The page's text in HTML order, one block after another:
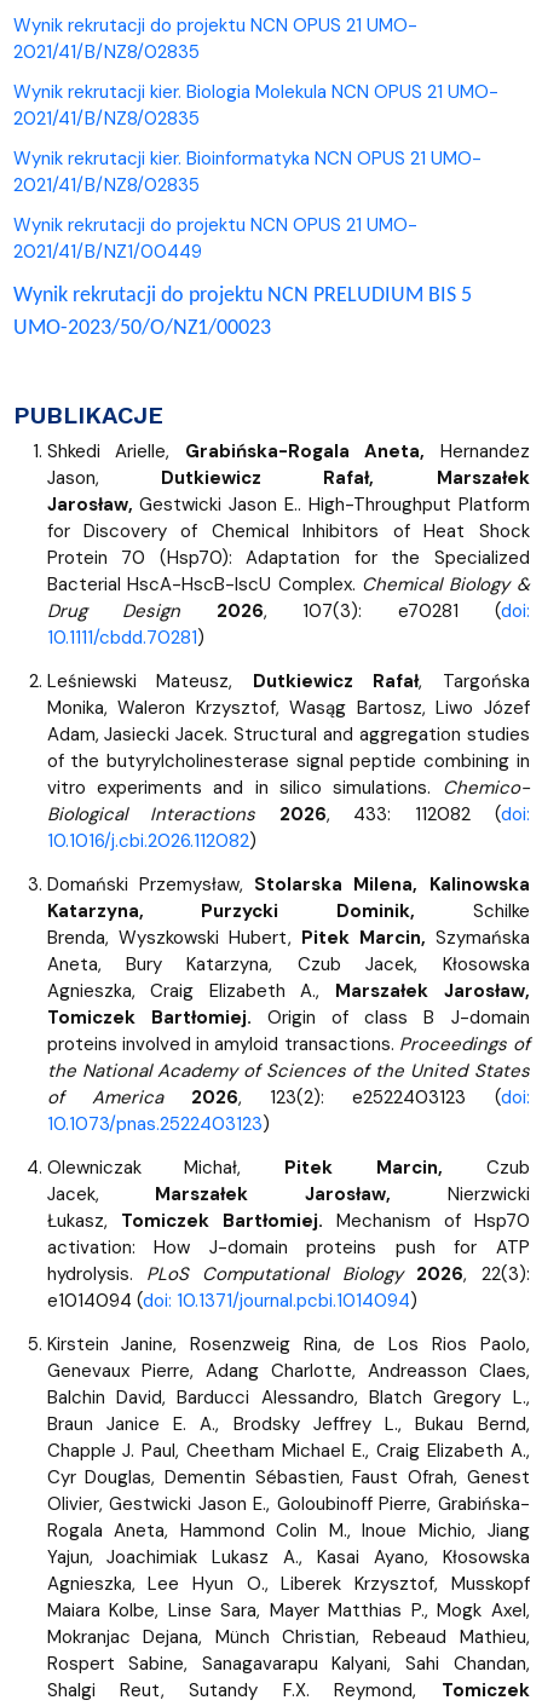
Wynik rekrutacji do projektu NCN OPUS 21 UMO-
2021/41/B/NZ8/02835
Wynik rekrutacji kier. Biologia Molekula NCN OPUS 21 UMO-
2021/41/B/NZ8/02835
Wynik rekrutacji kier. Bioinformatyka NCN OPUS 21 UMO-
2021/41/B/NZ8/02835
Wynik rekrutacji do projektu NCN OPUS 21 UMO-
2021/41/B/NZ1/00449
Wynik rekrutacji do projektu NCN PRELUDIUM BIS 5
UMO-2023/50/O/NZ1/00023
PUBLIKACJE
Shkedi Arielle, Grabińska-Rogala Aneta, Hernandez
Jason, Dutkiewicz Rafał, Marszałek
Jarosław, Gestwicki Jason E.. High-Throughput Platform
for Discovery of Chemical Inhibitors of Heat Shock
Protein 70 (Hsp70): Adaptation for the Specialized
Bacterial HscA-HscB-IscU Complex. Chemical Biology &
Drug Design
2026, 107(3): e70281 (doi:
10.1111/cbdd.70281)
Leśniewski Mateusz, Dutkiewicz Rafał, Targońska
Monika, Waleron Krzysztof, Wasąg Bartosz, Liwo Józef
Adam, Jasiecki Jacek. Structural and aggregation studies
of the butyrylcholinesterase signal peptide combining in
vitro experiments and in silico simulations. Chemico-
Biological Interactions
2026, 433: 112082 (doi:
10.1016/j.cbi.2026.112082)
Domański Przemysław, Stolarska Milena, Kalinowska
Katarzyna, Purzycki Dominik, Schilke
Brenda, Wyszkowski Hubert, Pitek Marcin, Szymańska
Aneta, Bury Katarzyna, Czub Jacek, Kłosowska
Agnieszka,
Craig Elizabeth A., Marszałek Jarosław,
Tomiczek Bartłomiej. Origin of class B J-domain
proteins involved in amyloid transactions. Proceedings of
the National Academy of Sciences of the United States
of America
2026, 123(2): e2522403123 (doi:
10.1073/pnas.2522403123)
Olewniczak Michał, Pitek Marcin, Czub
Jacek, Marszałek Jarosław, Nierzwicki
Łukasz, Tomiczek Bartłomiej. Mechanism of Hsp70
activation: How J-domain proteins push for ATP
hydrolysis. PLoS Computational Biology 2026, 22(3):
e1014094 (doi: 10.1371/journal.pcbi.1014094)
Kirstein Janine, Rosenzweig Rina, de Los Rios Paolo,
Genevaux Pierre, Adang Charlotte, Andreasson Claes,
Balchin David, Barducci Alessandro, Blatch Gregory L.,
Braun Janice E. A., Brodsky Jeffrey L., Bukau Bernd,
Chapple J. Paul, Cheetham Michael E., Craig Elizabeth A.,
Cyr Douglas, Dementin Sébastien, Faust Ofrah, Genest
Olivier, Gestwicki Jason E., Goloubinoff Pierre, Grabińska-
Rogala Aneta, Hammond Colin M., Inoue Michio, Jiang
Yajun, Joachimiak Lukasz A., Kasai Ayano, Kłosowska
Agnieszka, Lee Hyun O., Liberek Krzysztof, Musskopf
Maiara Kolbe, Linse Sara, Mayer Matthias P., Mogk Axel,
Mokranjac Dejana, Münch Christian, Rebeaud Mathieu,
Rospert Sabine, Sanagavarapu Kalyani, Sahi Chandan,
Shalgi Reut, Sutandy F.X. Reymond, Tomiczek